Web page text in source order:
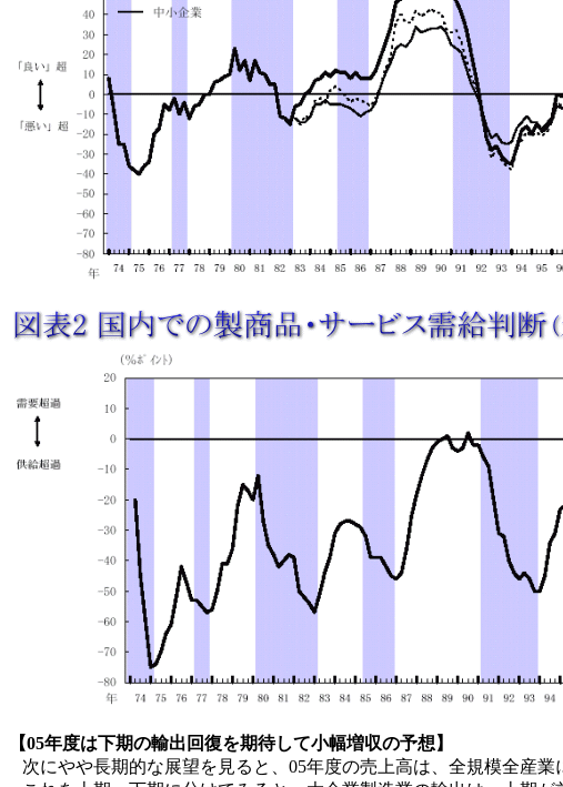
【05年度は下期の輸出回復を期待して小幅増収の予想】
次にやや長期的な展望を見ると、05年度の売上高は、全規模全産